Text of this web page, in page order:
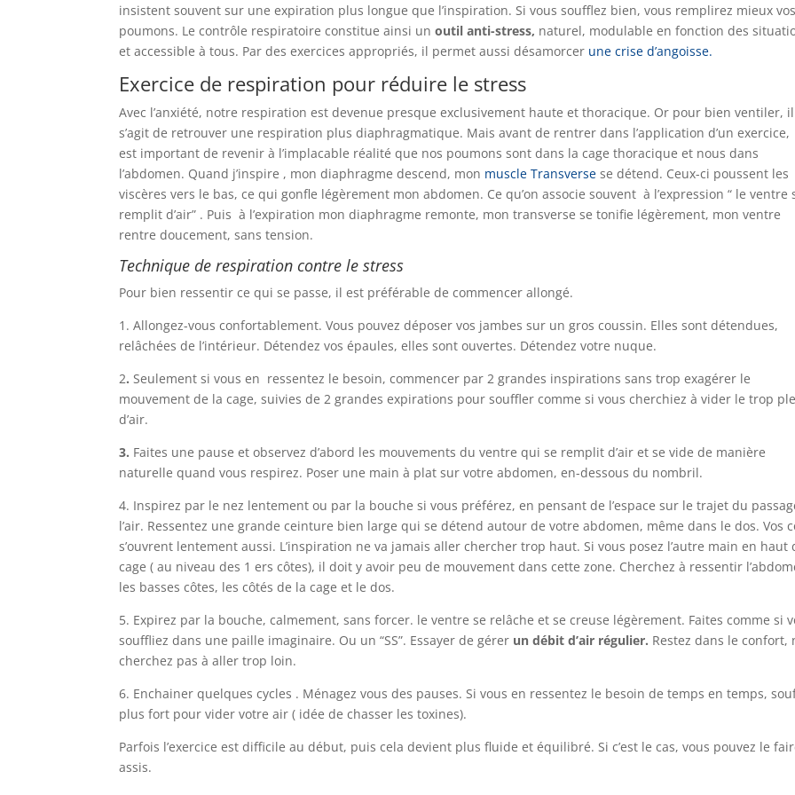
insistent souvent sur une expiration plus longue que l’inspiration. Si vous soufflez bien, vous remplirez mieux vos
poumons. Le contrôle respiratoire constitue ainsi unoutil anti-stress, naturel, modulable en fonction des
et accessible à tous. Par des exercices appropriés, il permet aussi désamorcer une crise d’angoisse.
Exercice de respiration pour réduire le stress
Avec l’anxiété, notre respiration est devenue presque exclusivement haute et thoracique. Or pour bien ventiler, il
s’agit de retrouver une respiration plus diaphragmatique. Mais avant de rentrer dans l’application d’un
est important de revenir à l’implacable réalité que nos poumons sont dans la cage thoracique et nous dans
l’abdomen. Quand j’inspire , mon diaphragme descend, mon muscle Transversese détend. Ceux-ci poussent les
viscères vers le bas, ce qui gonfle légèrement mon abdomen. Ce qu’on associe souvent à l’expression “ le ventre
remplit d’air” . Puis à l’expiration mon diaphragme remonte, mon transverse se tonifie légèrement, mon ventre
rentre doucement, sans tension.
Technique de respiration contre le stress
Pour bien ressentir ce qui se passe, il est préférable de commencer allongé.
1. Allongez-vous confortablement. Vous pouvez déposer vos jambes sur un gros coussin. Elles sont détendues,
relâchées de l’intérieur. Détendez vos épaules, elles sont ouvertes. Détendez votre nuque.
2.Seulement si vous en ressentez le besoin, commencer par 2 grandes inspirations sans trop exagérer le
mouvement de la cage, suivies de 2 grandes expirations pour souffler comme si vous cherchiez à vider le trop
d’air.
3. Faites une pause et observez d’abord les mouvements du ventre qui se remplit d’air et se vide de manière
naturelle quand vous respirez. Poser une main à plat sur votre abdomen, en-dessous du nombril.
4. Inspirez par le nez lentement ou par la bouche si vous préférez, en pensant de l’espace sur le trajet du
l’air. Ressentez une grande ceinture bien large qui se détend autour de votre abdomen, même dans le dos. Vos
s’ouvrent lentement aussi. L’inspiration ne va jamais aller chercher trop haut. Si vous posez l’autre main en haut
cage ( au niveau des 1 ers côtes), il doit y avoir peu de mouvement dans cette zone. Cherchez à ressentir
les basses côtes, les côtés de la cage et le dos.
5. Expirez par la bouche, calmement, sans forcer. le ventre se relâche et se creuse légèrement. Faites comme si
souffliez dans une paille imaginaire. Ou un “SS”. Essayer de gérer un débit d’air régulier. Restez dans le confort,
cherchez pas à aller trop loin.
6. Enchainer quelques cycles . Ménagez vous des pauses. Si vous en ressentez le besoin de temps en temps,
plus fort pour vider votre air ( idée de chasser les toxines).
Parfois l’exercice est difficile au début, puis cela devient plus fluide et équilibré. Si c’est le cas, vous pouvez le
assis.